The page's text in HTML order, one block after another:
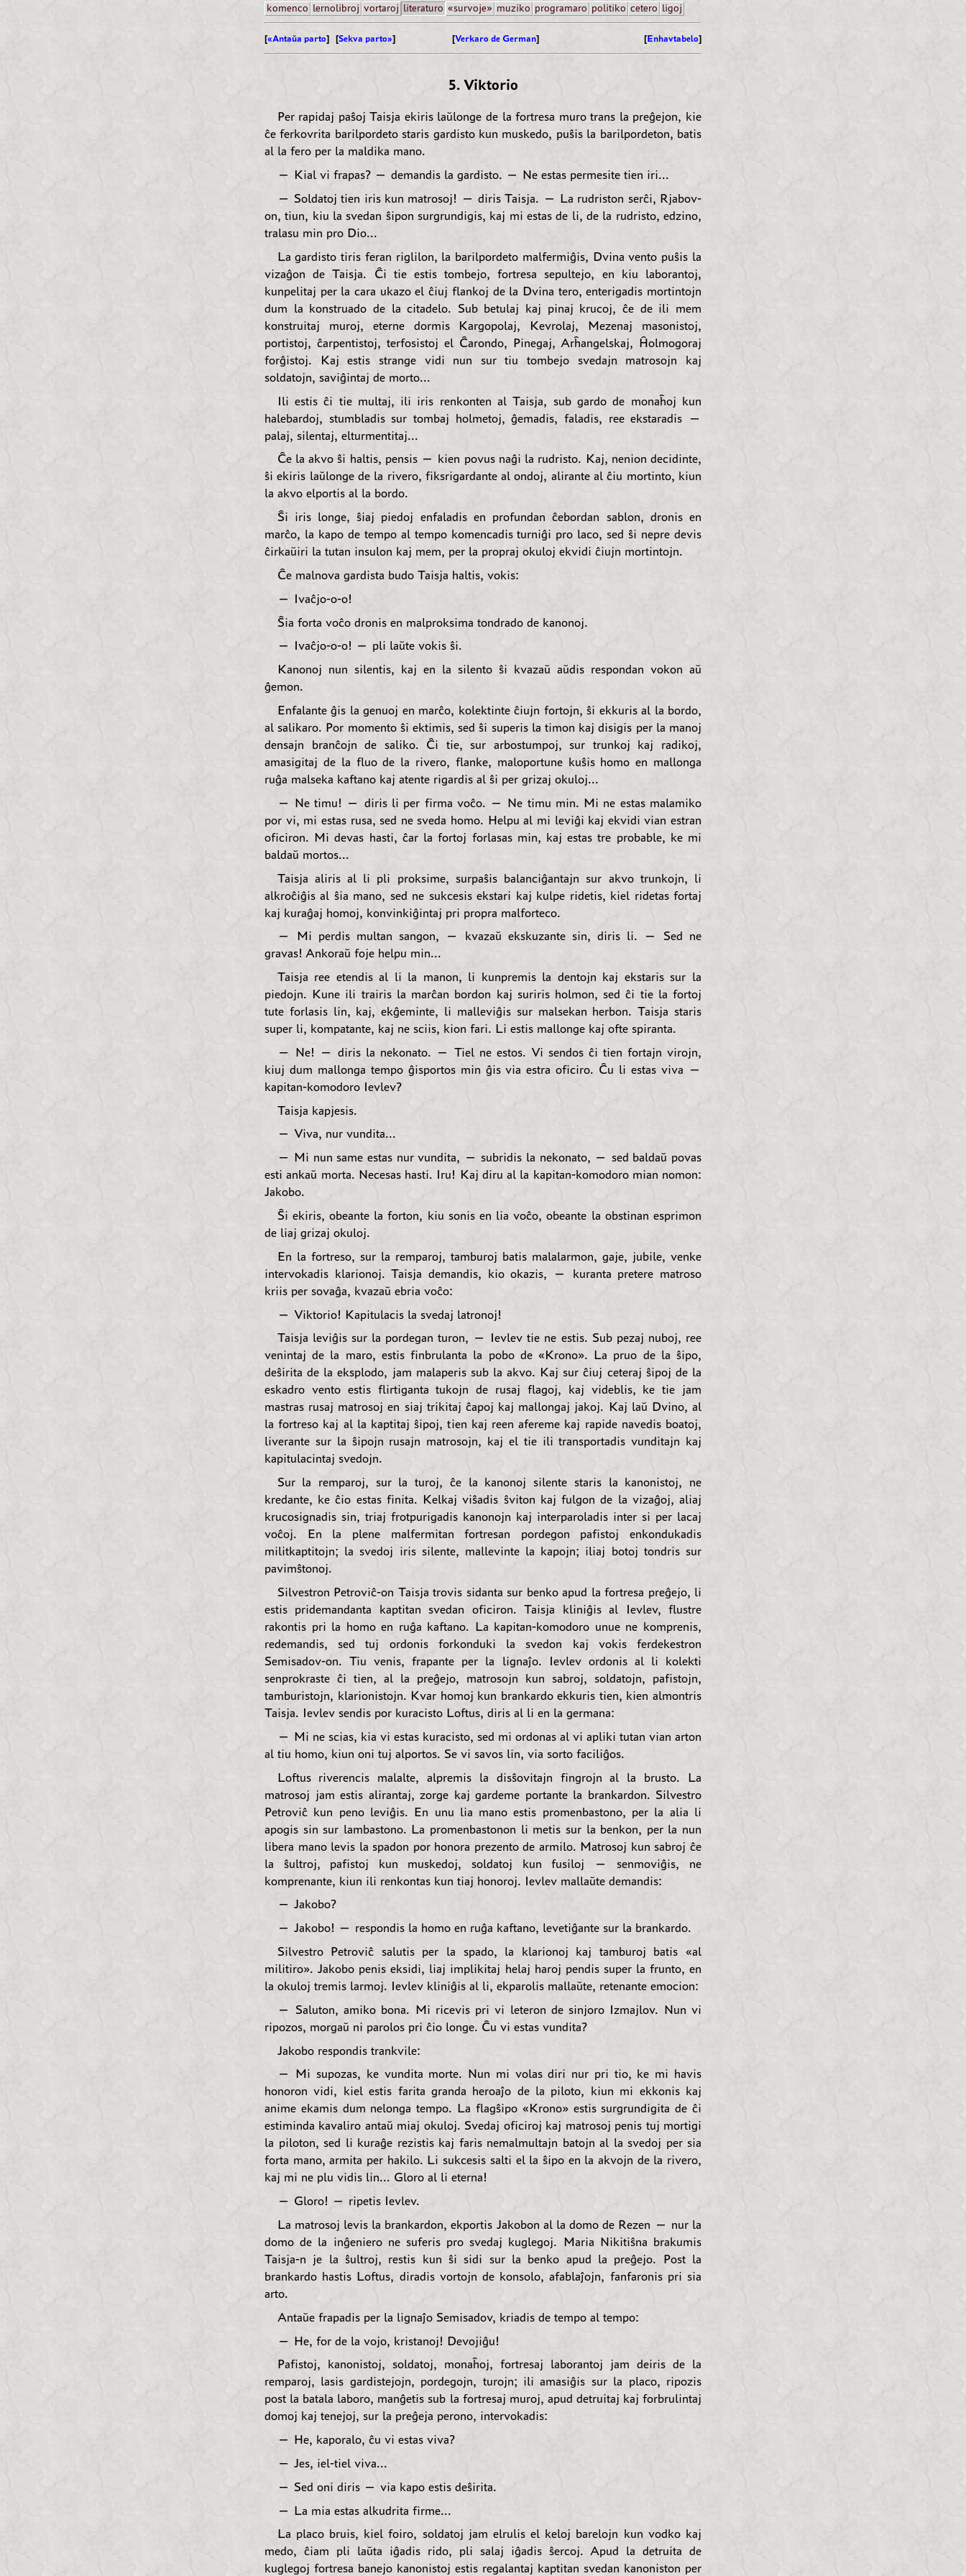
komenco lernolibroj vortaroj literaturo «survoje» muziko programaro politiko cetero ligoj
[«Antaŭa parto] [Sekva parto»] [Verkaro de German] [Enhavtabelo]
5. Viktorio
Per rapidaj paŝoj Taisja ekiris laŭlonge de la fortresa muro trans la preĝejon, kie
ĉe ferkovrita barilpordeto staris gardisto kun muskedo, puŝis la barilpordeton, batis
al la fero per la maldika mano.
— Kial vi frapas? — demandis la gardisto. — Ne estas permesite tien iri...
— Soldatoj tien iris kun matrosoj! — diris Taisja. — La rudriston serĉi, Rjabov-
on, tiun, kiu la svedan ŝipon surgrundigis, kaj mi estas de li, de la rudristo, edzino,
tralasu min pro Dio...
La gardisto tiris feran riglilon, la barilpordeto malfermiĝis, Dvina vento puŝis la
vizaĝon de Taisja. Ĉi tie estis tombejo, fortresa sepultejo, en kiu laborantoj,
kunpelitaj per la cara ukazo el ĉiuj flankoj de la Dvina tero, enterigadis mortintojn
dum la konstruado de la citadelo. Sub betulaj kaj pinaj krucoj, ĉe de ili mem
konstruitaj muroj, eterne dormis Kargopolaj, Kevrolaj, Mezenaj masonistoj,
portistoj, ĉarpentistoj, terfosistoj el Ĉarondo, Pinegaj, Arĥangelskaj, Ĥolmogoraj
forĝistoj. Kaj estis strange vidi nun sur tiu tombejo svedajn matrosojn kaj
soldatojn, saviĝintaj de morto...
Ili estis ĉi tie multaj, ili iris renkonten al Taisja, sub gardo de monaĥoj kun
halebardoj, stumbladis sur tombaj holmetoj, ĝemadis, faladis, ree ekstaradis —
palaj, silentaj, elturmentitaj...
Ĉe la akvo ŝi haltis, pensis — kien povus naĝi la rudristo. Kaj, nenion decidinte,
ŝi ekiris laŭlonge de la rivero, fiksrigardante al ondoj, alirante al ĉiu mortinto, kiun
la akvo elportis al la bordo.
Ŝi iris longe, ŝiaj piedoj enfaladis en profundan ĉebordan sablon, dronis en
marĉo, la kapo de tempo al tempo komencadis turniĝi pro laco, sed ŝi nepre devis
ĉirkaŭiri la tutan insulon kaj mem, per la propraj okuloj ekvidi ĉiujn mortintojn.
Ĉe malnova gardista budo Taisja haltis, vokis:
— Ivaĉjo-o-o!
Ŝia forta voĉo dronis en malproksima tondrado de kanonoj.
— Ivaĉjo-o-o! — pli laŭte vokis ŝi.
Kanonoj nun silentis, kaj en la silento ŝi kvazaŭ aŭdis respondan vokon aŭ
ĝemon.
Enfalante ĝis la genuoj en marĉo, kolektinte ĉiujn fortojn, ŝi ekkuris al la bordo,
al salikaro. Por momento ŝi ektimis, sed ŝi superis la timon kaj disigis per la manoj
densajn branĉojn de saliko. Ĉi tie, sur arbostumpoj, sur trunkoj kaj radikoj,
amasigitaj de la fluo de la rivero, flanke, maloportune kuŝis homo en mallonga
ruĝa malseka kaftano kaj atente rigardis al ŝi per grizaj okuloj...
— Ne timu! — diris li per firma voĉo. — Ne timu min. Mi ne estas malamiko
por vi, mi estas rusa, sed ne sveda homo. Helpu al mi leviĝi kaj ekvidi vian estran
oficiron. Mi devas hasti, ĉar la fortoj forlasas min, kaj estas tre probable, ke mi
baldaŭ mortos...
Taisja aliris al li pli proksime, surpaŝis balanciĝantajn sur akvo trunkojn, li
alkroĉiĝis al ŝia mano, sed ne sukcesis ekstari kaj kulpe ridetis, kiel ridetas fortaj
kaj kuraĝaj homoj, konvinkiĝintaj pri propra malforteco.
— Mi perdis multan sangon, — kvazaŭ ekskuzante sin, diris li. — Sed ne
gravas! Ankoraŭ foje helpu min...
Taisja ree etendis al li la manon, li kunpremis la dentojn kaj ekstaris sur la
piedojn. Kune ili trairis la marĉan bordon kaj suriris holmon, sed ĉi tie la fortoj
tute forlasis lin, kaj, ekĝeminte, li malleviĝis sur malsekan herbon. Taisja staris
super li, kompatante, kaj ne sciis, kion fari. Li estis mallonge kaj ofte spiranta.
— Ne! — diris la nekonato. — Tiel ne estos. Vi sendos ĉi tien fortajn virojn,
kiuj dum mallonga tempo ĝisportos min ĝis via estra oficiro. Ĉu li estas viva —
kapitan-komodoro Ievlev?
Taisja kapjesis.
— Viva, nur vundita...
— Mi nun same estas nur vundita, — subridis la nekonato, — sed baldaŭ povas
esti ankaŭ morta. Necesas hasti. Iru! Kaj diru al la kapitan-komodoro mian nomon:
Jakobo.
Ŝi ekiris, obeante la forton, kiu sonis en lia voĉo, obeante la obstinan esprimon
de liaj grizaj okuloj.
En la fortreso, sur la remparoj, tamburoj batis malalarmon, gaje, jubile, venke
intervokadis klarionoj. Taisja demandis, kio okazis, — kuranta pretere matroso
kriis per sovaĝa, kvazaŭ ebria voĉo:
— Viktorio! Kapitulacis la svedaj latronoj!
Taisja leviĝis sur la pordegan turon, — Ievlev tie ne estis. Sub pezaj nuboj, ree
venintaj de la maro, estis finbrulanta la pobo de «Krono». La pruo de la ŝipo,
deŝirita de la eksplodo, jam malaperis sub la akvo. Kaj sur ĉiuj ceteraj ŝipoj de la
eskadro vento estis flirtiganta tukojn de rusaj flagoj, kaj videblis, ke tie jam
mastras rusaj matrosoj en siaj trikitaj ĉapoj kaj mallongaj jakoj. Kaj laŭ Dvino, al
la fortreso kaj al la kaptitaj ŝipoj, tien kaj reen afereme kaj rapide navedis boatoj,
liverante sur la ŝipojn rusajn matrosojn, kaj el tie ili transportadis vunditajn kaj
kapitulacintaj svedojn.
Sur la remparoj, sur la turoj, ĉe la kanonoj silente staris la kanonistoj, ne
kredante, ke ĉio estas finita. Kelkaj viŝadis ŝviton kaj fulgon de la vizaĝoj, aliaj
krucosignadis sin, triaj frotpurigadis kanonojn kaj interparoladis inter si per lacaj
voĉoj. En la plene malfermitan fortresan pordegon pafistoj enkondukadis
militkaptitojn; la svedoj iris silente, mallevinte la kapojn; iliaj botoj tondris sur
pavimŝtonoj.
Silvestron Petroviĉ-on Taisja trovis sidanta sur benko apud la fortresa preĝejo, li
estis pridemandanta kaptitan svedan oficiron. Taisja kliniĝis al Ievlev, flustre
rakontis pri la homo en ruĝa kaftano. La kapitan-komodoro unue ne komprenis,
redemandis, sed tuj ordonis forkonduki la svedon kaj vokis ferdekestron
Semisadov-on. Tiu venis, frapante per la lignaĵo. Ievlev ordonis al li kolekti
senprokraste ĉi tien, al la preĝejo, matrosojn kun sabroj, soldatojn, pafistojn,
tamburistojn, klarionistojn. Kvar homoj kun brankardo ekkuris tien, kien almontris
Taisja. Ievlev sendis por kuracisto Loftus, diris al li en la germana:
— Mi ne scias, kia vi estas kuracisto, sed mi ordonas al vi apliki tutan vian arton
al tiu homo, kiun oni tuj alportos. Se vi savos lin, via sorto faciliĝos.
Loftus riverencis malalte, alpremis la disŝovitajn fingrojn al la brusto. La
matrosoj jam estis alirantaj, zorge kaj gardeme portante la brankardon. Silvestro
Petroviĉ kun peno leviĝis. En unu lia mano estis promenbastono, per la alia li
apogis sin sur lambastono. La promenbastonon li metis sur la benkon, per la nun
libera mano levis la spadon por honora prezento de armilo. Matrosoj kun sabroj ĉe
la ŝultroj, pafistoj kun muskedoj, soldatoj kun fusiloj — senmoviĝis, ne
komprenante, kiun ili renkontas kun tiaj honoroj. Ievlev mallaŭte demandis:
— Jakobo?
— Jakobo! — respondis la homo en ruĝa kaftano, levetiĝante sur la brankardo.
Silvestro Petroviĉ salutis per la spado, la klarionoj kaj tamburoj batis «al
militiro». Jakobo penis eksidi, liaj implikitaj helaj haroj pendis super la frunto, en
la okuloj tremis larmoj. Ievlev kliniĝis al li, ekparolis mallaŭte, retenante emocion:
— Saluton, amiko bona. Mi ricevis pri vi leteron de sinjoro Izmajlov. Nun vi
ripozos, morgaŭ ni parolos pri ĉio longe. Ĉu vi estas vundita?
Jakobo respondis trankvile:
— Mi supozas, ke vundita morte. Nun mi volas diri nur pri tio, ke mi havis
honoron vidi, kiel estis farita granda heroaĵo de la piloto, kiun mi ekkonis kaj
anime ekamis dum nelonga tempo. La flagŝipo «Krono» estis surgrundigita de ĉi
estiminda kavaliro antaŭ miaj okuloj. Svedaj oficiroj kaj matrosoj penis tuj mortigi
la piloton, sed li kuraĝe rezistis kaj faris nemalmultajn batojn al la svedoj per sia
forta mano, armita per hakilo. Li sukcesis salti el la ŝipo en la akvojn de la rivero,
kaj mi ne plu vidis lin... Gloro al li eterna!
— Gloro! — ripetis Ievlev.
La matrosoj levis la brankardon, ekportis Jakobon al la domo de Rezen — nur la
domo de la inĝeniero ne suferis pro svedaj kuglegoj. Maria Nikitiŝna brakumis
Taisja-n je la ŝultroj, restis kun ŝi sidi sur la benko apud la preĝejo. Post la
brankardo hastis Loftus, diradis vortojn de konsolo, afablaĵojn, fanfaronis pri sia
arto.
Antaŭe frapadis per la lignaĵo Semisadov, kriadis de tempo al tempo:
— He, for de la vojo, kristanoj! Devojiĝu!
Pafistoj, kanonistoj, soldatoj, monaĥoj, fortresaj laborantoj jam deiris de la
remparoj, lasis gardistejojn, pordegojn, turojn; ili amasiĝis sur la placo, ripozis
post la batala laboro, manĝetis sub la fortresaj muroj, apud detruitaj kaj forbrulintaj
domoj kaj tenejoj, sur la preĝeja perono, intervokadis:
— He, kaporalo, ĉu vi estas viva?
— Jes, iel-tiel viva...
— Sed oni diris — via kapo estis deŝirita.
— La mia estas alkudrita firme...
La placo bruis, kiel foiro, soldatoj jam elrulis el keloj barelojn kun vodko kaj
medo, ĉiam pli laŭta iĝadis rido, pli salaj iĝadis ŝercoj. Apud la detruita de
kuglegoj fortresa banejo kanonistoj estis regalantaj kaptitan svedan kanoniston per